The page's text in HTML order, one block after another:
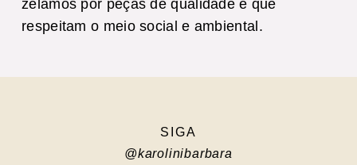
zelamos por peças de qualidade e que
respeitam o meio social e ambiental.
SIGA
@karolinibarbara